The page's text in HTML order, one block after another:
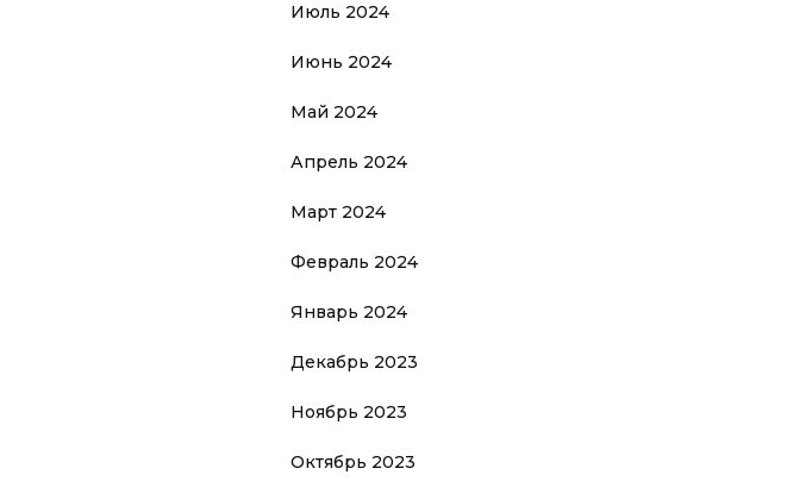
Июль 2024
Июнь 2024
Май 2024
Апрель 2024
Март 2024
Февраль 2024
Январь 2024
Декабрь 2023
Ноябрь 2023
Октябрь 2023